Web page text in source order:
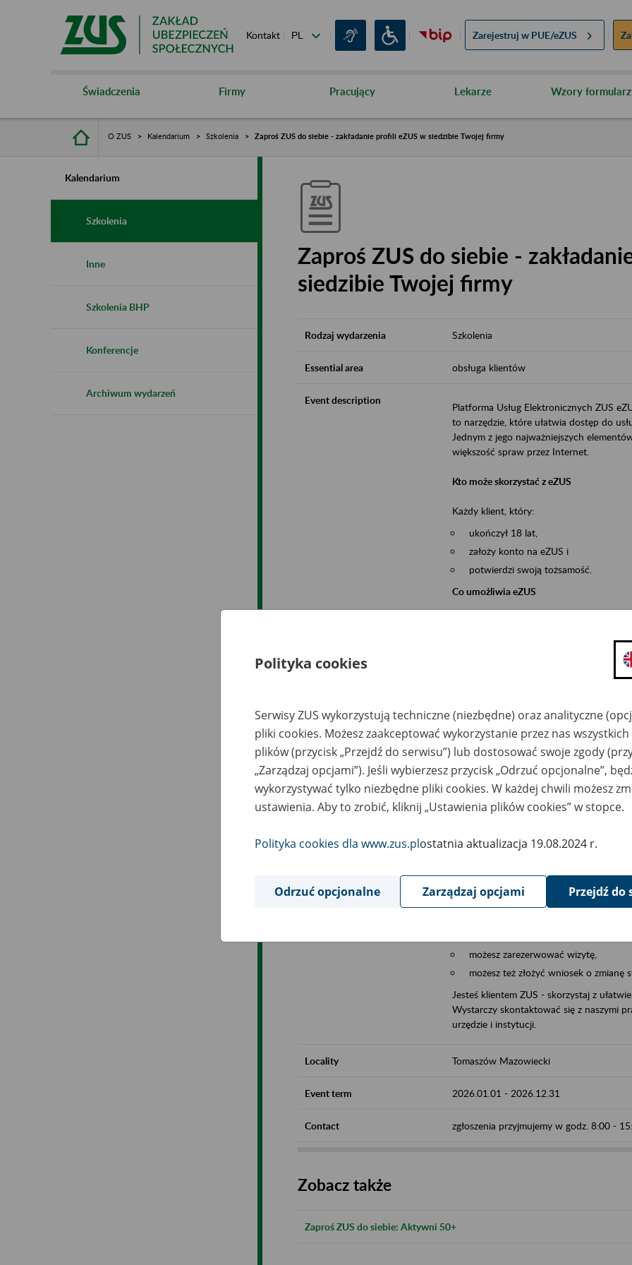
Kontakt Zarejestruj w PUE/eZUS
Świadczenia Firmy Pracujący Lekarze Wzory
O ZUS Kalendarium Szkolenia Zaproś ZUS do siebie - zakładanie profili eZUS w siedzibie Twojej firmy
Kalendarium
Szkolenia
Inne
Szkolenia BHP
Konferencje
Archiwum wydarzeń
Zaproś ZUS do siebie -
siedzibie Twojej firmy
Rodzaj wydarzenia Szkolenia
Essential area obsługa klientów
Event description
Platforma Usług Elektronicznych ZUS
to narzędzie, które ułatwia dostęp do
Jednym z jego najważniejszych
większość spraw przez Internet.
Kto może skorzystać z eZUS
Każdy klient, który:
ukończył 18 lat,
założy konto na eZUS i
potwierdzi swoją tożsamość.
Co umożliwia eZUS
wgląd do danych zgromadzonych w
składanie wniosków i otrzymywanie
zadawanie pytań i otrzymywanie
Jeśli jesteś osobą ubezpieczoną (np.
możesz sprawdzić swoje dane
masz dostęp do informacji o stanie
masz dostęp do informacji o
Jeśli jesteś płatnikiem składek (np.
możesz skorzystać z aplikacji
ubezpieczeń, wypełnisz i
ZUS,
możesz złożyć wniosek o wydanie
masz dostęp do zwolnień lekarskich
Jeśli jesteś świadczeniobiorcą
masz dostęp m.in. do formularza
do formularza PIT 40A, czyli
możesz zarezerwować wizytę,
możesz też złożyć wniosek o zmianę
Jesteś klientem ZUS - skorzystaj z
Wystarczy skontaktować się z naszymi
urzędzie i instytucji.
Locality Tomaszów Mazowiecki
Event term 2026.01.01 - 2026.12.31
Contact zgłoszenia przyjmujemy w godz. 8:00 -
Zobacz także
Zaproś ZUS do siebie: Aktywni 50+
Polityka cookies
Serwisy ZUS wykorzystują techniczne (niezbędne) oraz analityczne
pliki cookies. Możesz zaakceptować wykorzystanie przez nas
plików (przycisk „Przejdź do serwisu”) lub dostosować swoje zgody
„Zarządzaj opcjami”). Jeśli wybierzesz przycisk „Odrzuć opcjonalne”,
wykorzystywać tylko niezbędne pliki cookies. W każdej chwili możesz
ustawienia. Aby to zrobić, kliknij „Ustawienia plików cookies” w stopce.
Polityka cookies dla www.zus.plostatnia aktualizacja 19.08.2024 r.
Odrzuć opcjonalne Zarządzaj opcjami Przejdź do